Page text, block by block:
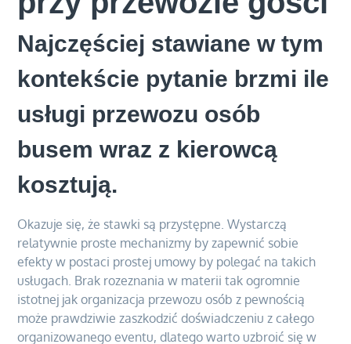
Najczęściej stawiane w tym
kontekście pytanie brzmi ile
usługi przewozu osób
busem wraz z kierowcą
kosztują.
Okazuje się, że stawki są przystępne. Wystarczą
relatywnie proste mechanizmy by zapewnić sobie
efekty w postaci prostej umowy by polegać na takich
usługach. Brak rozeznania w materii tak ogromnie
istotnej jak organizacja przewozu osób z pewnością
może prawdziwie zaszkodzić doświadczeniu z całego
organizowanego eventu, dlatego warto uzbroić się w